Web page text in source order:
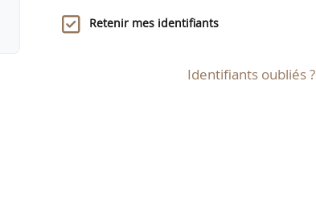
Retenir mes identifiants
Identifiants oubliés ?